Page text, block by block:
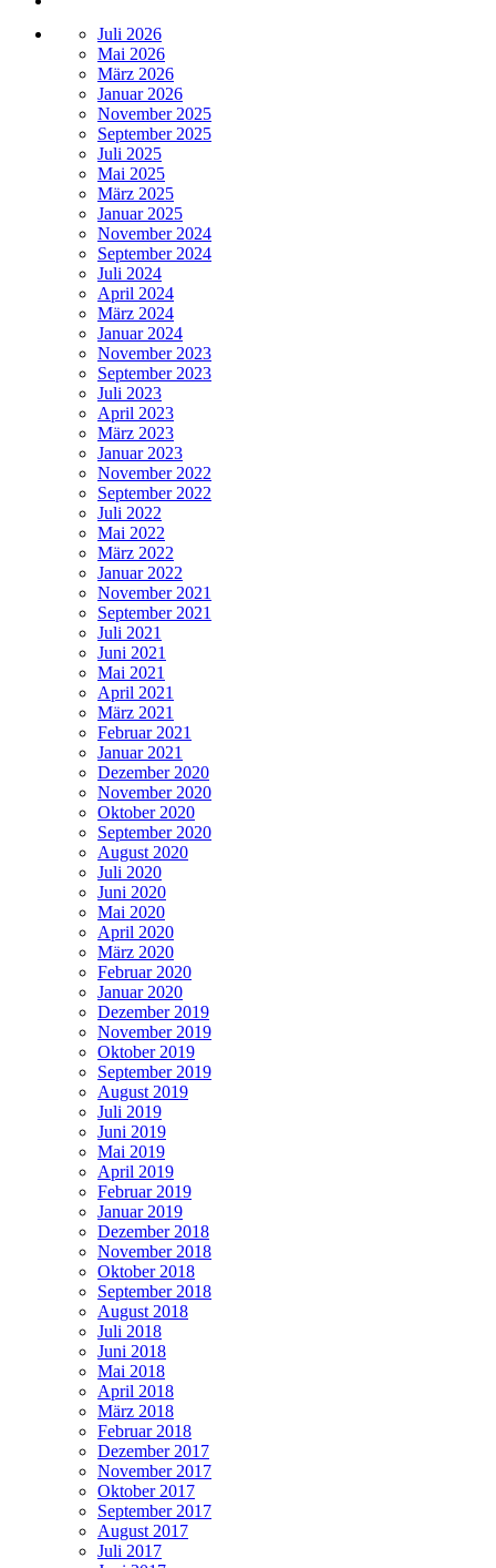
Juli 2026
Mai 2026
März 2026
Januar 2026
November 2025
September 2025
Juli 2025
Mai 2025
März 2025
Januar 2025
November 2024
September 2024
Juli 2024
April 2024
März 2024
Januar 2024
November 2023
September 2023
Juli 2023
April 2023
März 2023
Januar 2023
November 2022
September 2022
Juli 2022
Mai 2022
März 2022
Januar 2022
November 2021
September 2021
Juli 2021
Juni 2021
Mai 2021
April 2021
März 2021
Februar 2021
Januar 2021
Dezember 2020
November 2020
Oktober 2020
September 2020
August 2020
Juli 2020
Juni 2020
Mai 2020
April 2020
März 2020
Februar 2020
Januar 2020
Dezember 2019
November 2019
Oktober 2019
September 2019
August 2019
Juli 2019
Juni 2019
Mai 2019
April 2019
Februar 2019
Januar 2019
Dezember 2018
November 2018
Oktober 2018
September 2018
August 2018
Juli 2018
Juni 2018
Mai 2018
April 2018
März 2018
Februar 2018
Dezember 2017
November 2017
Oktober 2017
September 2017
August 2017
Juli 2017